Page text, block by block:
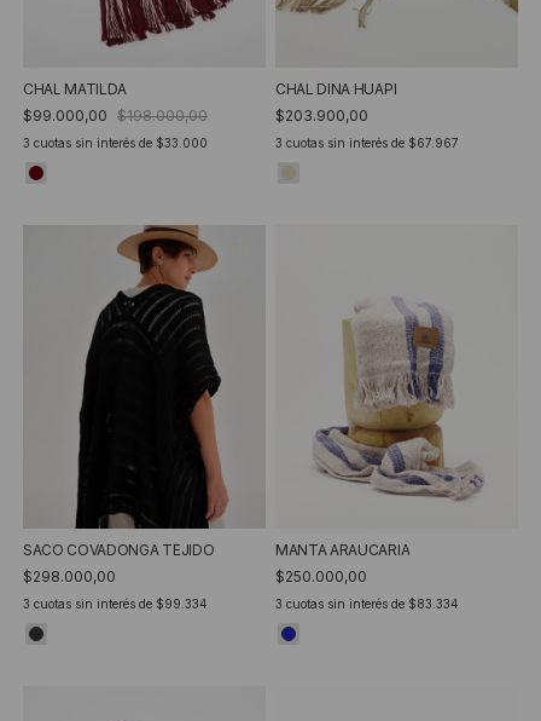
CHAL MATILDA
$99.000,00 $198.000,00
3 cuotas sin interés de $33.000
CHAL DINA HUAPI
$203.900,00
3 cuotas sin interés de $67.967
SACO COVADONGA TEJIDO
$298.000,00
3 cuotas sin interés de $99.334
MANTA ARAUCARIA
$250.000,00
3 cuotas sin interés de $83.334